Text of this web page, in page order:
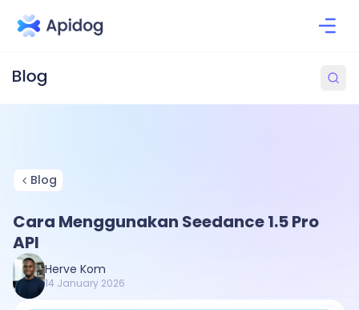
Blog
Cara Menggunakan Seedance 1.5 Pro
API
Herve Kom
14 January 2026